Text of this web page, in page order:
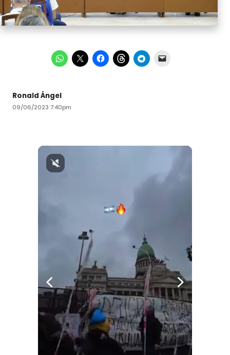
Ronald Ángel
09/06/2023 7:40pm